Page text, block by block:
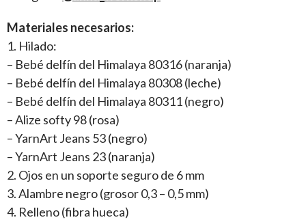
Materiales necesarios:
1. Hilado:
– Bebé delfín del Himalaya 80316 (naranja)
– Bebé delfín del Himalaya 80308 (leche)
– Bebé delfín del Himalaya 80311 (negro)
– Alize softy 98 (rosa)
– YarnArt Jeans 53 (negro)
– YarnArt Jeans 23 (naranja)
2. Ojos en un soporte seguro de 6 mm
3. Alambre negro (grosor 0,3 – 0,5 mm)
4. Relleno (fibra hueca)